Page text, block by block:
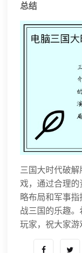
总结
三国大时代破
戏，通过合理
略布局和军事
战三国的乐趣
玩家，祝大家游